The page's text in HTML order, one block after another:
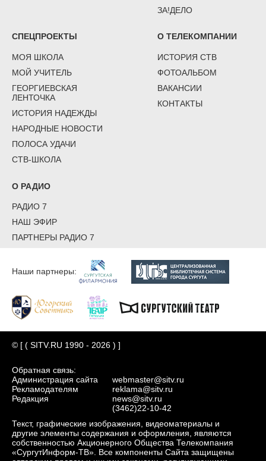
ЗА!ДЕЛО
СПЕЦПРОЕКТЫ
МОЯ ШКОЛА
МОЙ УЧИТЕЛЬ
ГЕОРГИЕВСКАЯ
ЛЕНТОЧКА
ИСТОРИЯ НАДЕЖДЫ
НАРОДНЫЕ НОВОСТИ
ПОЛОСА УДАЧИ
СТВ-ШКОЛА
О ТЕЛЕКОМПАНИИ
ИСТОРИЯ СТВ
ФОТОАЛЬБОМ
ВАКАНСИИ
КОНТАКТЫ
О РАДИО
РАДИО 7
НАШ ЭФИР
ПАРТНЕРЫ РАДИО 7
Наши партнеры:
© [ ( SITV.RU 1990 - 2026 ) ]
Обратная связь:
Администрация сайта
Рекламодателям
Редакция
webmaster@sitv.ru
reklama@sitv.ru
news@sitv.ru
(3462)22-10-42
Текст, графические изображения, видеоматериалы и
другие элементы содержания и оформления, являются
собственностью Акционерного Общества Телекомпания
«СургутИнформ-ТВ». Все компоненты Сайта защищены